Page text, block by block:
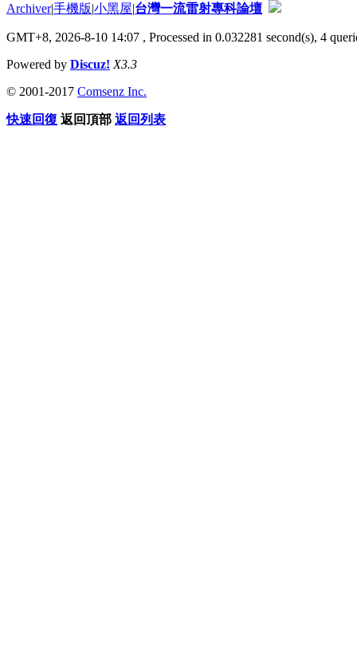
Archiver|手機版|小黑屋|台灣一流雷射專科論壇
GMT+8, 2026-8-10 14:07 , Processed in 0.032281 second(s), 4
Powered by Discuz! X3.3
© 2001-2017 Comsenz Inc.
快速回復 返回頂部 返回列表